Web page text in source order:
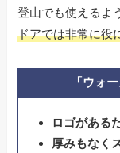
登山でも使えるよ
ドアでは非常に役
「ウォ
ロゴがある
厚みもなく